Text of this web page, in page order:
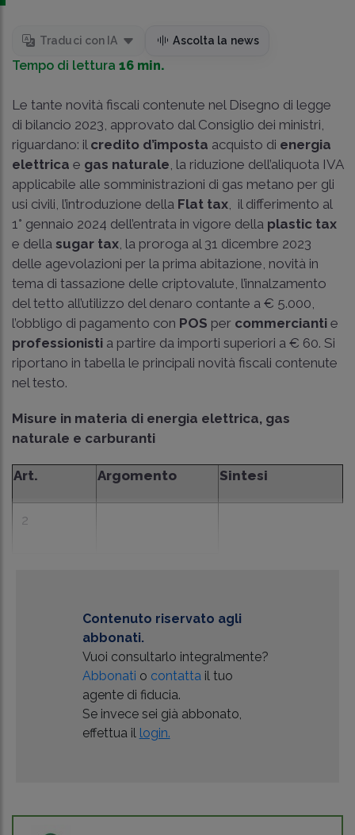
Traduci con IA Ascolta la news
Tempo di lettura 16 min.
Le tante novità fiscali contenute nel Disegno di legge
di bilancio 2023, approvato dal Consiglio dei ministri,
riguardano: il credito d’imposta acquisto di energia
elettrica e gas naturale , la riduzione dell’aliquota IVA
applicabile alle somministrazioni di gas metano per gli
usi civili, l’introduzione della Flat tax , il differimento al
1° gennaio 2024 dell’entrata in vigore della plastic tax
e della sugar tax , la proroga al 31 dicembre 2023
delle agevolazioni per la prima abitazione, novità in
tema di tassazione delle criptovalute, l’innalzamento
del tetto all’utilizzo del denaro contante a € 5.000,
l’obbligo di pagamento con POS per commercianti e
professionisti a partire da importi superiori a € 60. Si
riportano in tabella le principali novità fiscali contenute
nel testo.
Misure in materia di energia elettrica, gas
naturale e carburanti
Art. Argomento Sintesi
2
Contenuto riservato agli
abbonati.
Vuoi consultarlo integralmente?
Abbonati o contatta il tuo
agente di fiducia.
Se invece sei già abbonato,
effettua il login.